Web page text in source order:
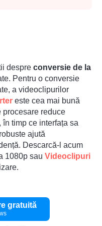
despre conversie de la
Pentru o conversie
a videoclipurilor
este cea mai bună
procesare reduce
timp ce interfața sa
ajută
Descarcă-l acum
1080p sau Videoclipuri
gratuită